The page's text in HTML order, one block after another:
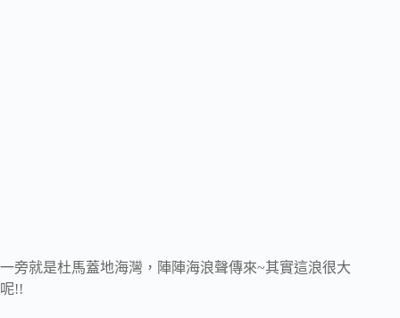
一旁就是杜馬蓋地海灣，陣陣海浪聲傳來~其實這浪很大
呢!!